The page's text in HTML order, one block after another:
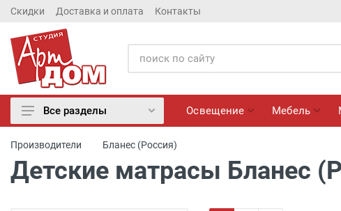
Скидки Доставка и оплата Контакты
Матрасы
Все разделы Освещение Мебель
Производители Бланес (Россия)
Детские матрасы Бланес